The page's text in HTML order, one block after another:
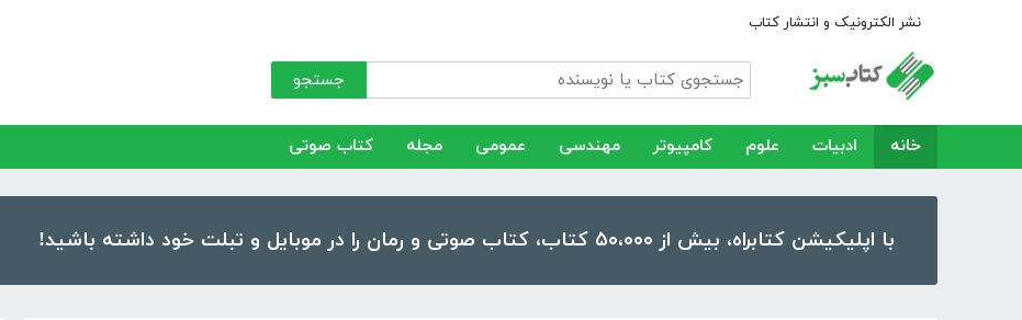
نشر الکترونیک و انتشار کتاب
جستجو
خانه ادبیات علوم کامپیوتر مهندسی عمومی مجله کتاب صوتی
با اپلیکیشن کتابراه، بیش از ۵۰،۰۰۰ کتاب، کتاب صوتی و رمان را در موبایل و تبلت خود داشته باشید!